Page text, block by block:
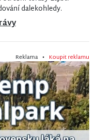
dalekohledy.
Reklama • Koupit reklamu